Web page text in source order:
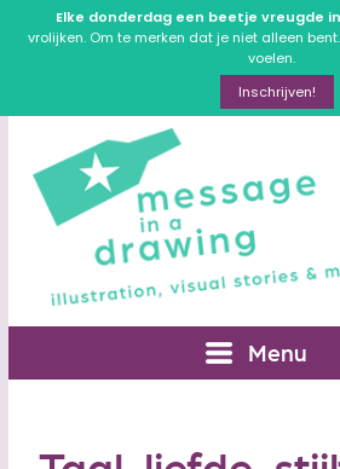
Elke donderdag een beetje vreugde
vrolijken. Om te merken dat je niet alleen
voelen.
Inschrijven!
Menu